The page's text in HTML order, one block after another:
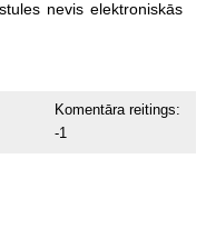
nevis elektroniskās
Komentāra reitings:
-1